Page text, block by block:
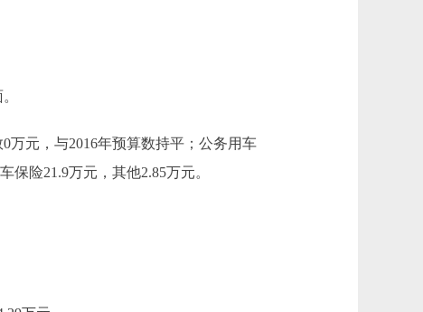
元，与2016年预算数持平；公务用车
保险21.9万元，其他2.85万元。